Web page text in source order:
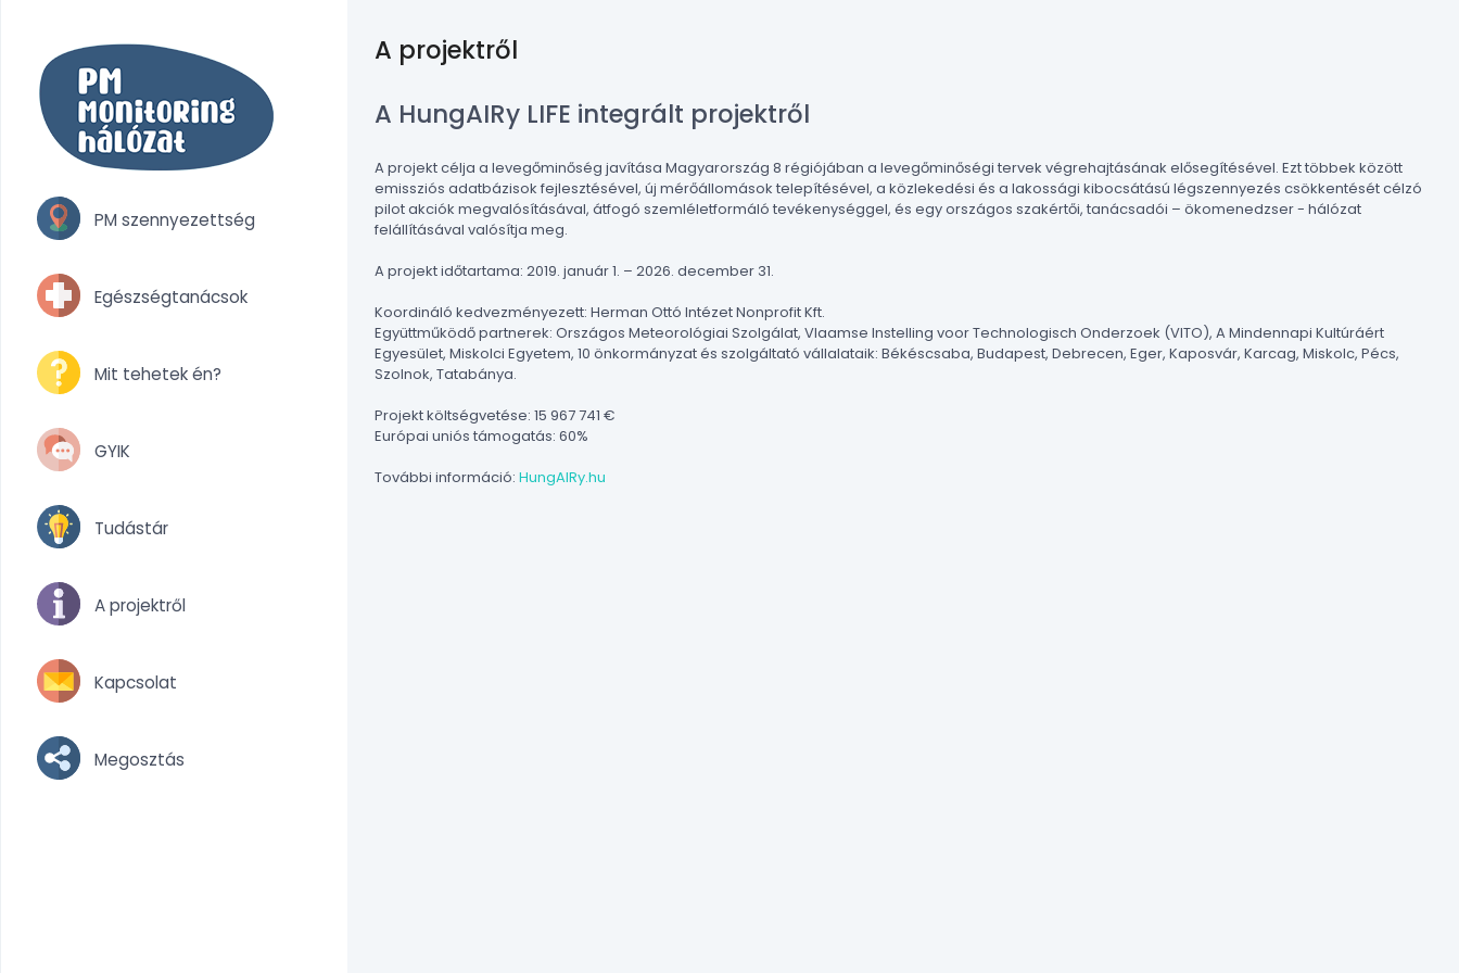
PM szennyezettség
Egészségtanácsok
Mit tehetek én?
GYIK
Tudástár
A projektről
Kapcsolat
Megosztás
A projektről
A HungAIRy LIFE integrált projektről
A projekt célja a levegőminőség javítása Magyarország 8 régiójában a levegőminőségi tervek végrehajtásának elősegítésével. Ezt többek között
emissziós adatbázisok fejlesztésével, új mérőállomások telepítésével, a közlekedési és a lakossági kibocsátású légszennyezés csökkentését célzó
pilot akciók megvalósításával, átfogó szemléletformáló tevékenységgel, és egy országos szakértői, tanácsadói – ökomenedzser - hálózat
felállításával valósítja meg.
A projekt időtartama: 2019. január 1. – 2026. december 31.
Koordináló kedvezményezett: Herman Ottó Intézet Nonprofit Kft.
Együttműködő partnerek: Országos Meteorológiai Szolgálat, Vlaamse Instelling voor Technologisch Onderzoek (VITO), A Mindennapi Kultúráért
Egyesület, Miskolci Egyetem, 10 önkormányzat és szolgáltató vállalataik: Békéscsaba, Budapest, Debrecen, Eger, Kaposvár, Karcag, Miskolc, Pécs,
Szolnok, Tatabánya.
Projekt költségvetése: 15 967 741 €
Európai uniós támogatás: 60%
További információ: HungAIRy.hu